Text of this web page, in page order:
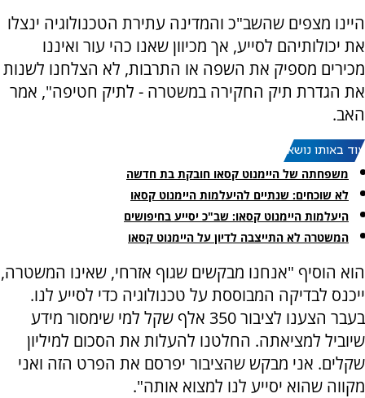
היינו מצפים שהשב"כ והמדינה עתירת הטכנולוגיה ינצלו
את יכולותיהם לסייע, אך מכיוון שאנו כהי עור ואיננו
מכירים מספיק את השפה או התרבות, לא הצלחנו לשנות
את הגדרת תיק החקירה במשטרה - לתיק חטיפה", אמר
האב.
עוד באותו נושא:
משפחתה של היימנוט קסאו חובקת בת חדשה
לא שוכחים: שנתיים להיעלמות היימנוט קסאו
היעלמות היימנוט קסאו: שב"כ יסייע בחיפושים
המשטרה לא התייצבה לדיון על היימנוט קסאו
הוא הוסיף "אנחנו מבקשים שגוף אזרחי, שאינו המשטרה,
ייכנס לבדיקה המבוססת על טכנולוגיה כדי לסייע לנו.
בעבר הצענו לציבור 350 אלף שקל למי שימסור מידע
שיוביל למציאתה. החלטנו להעלות את הסכום למיליון
שקלים. אני מבקש שהציבור יפרסם את הפרט הזה ואני
מקווה שהוא יסייע לנו למצוא אותה".